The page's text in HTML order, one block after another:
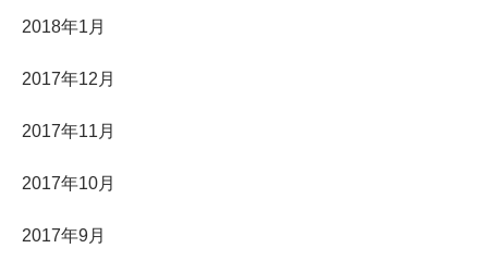
2018年1月
2017年12月
2017年11月
2017年10月
2017年9月